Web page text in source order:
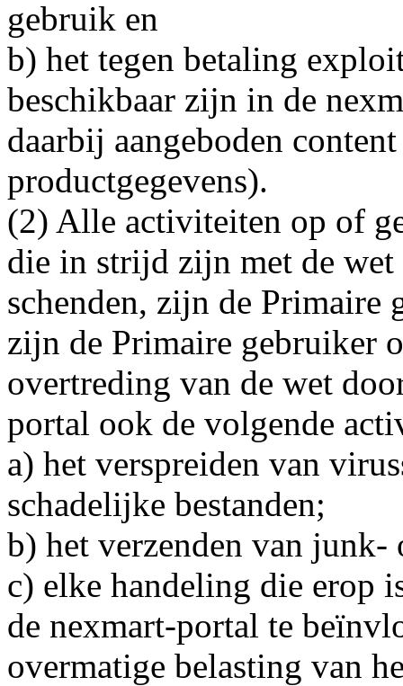
gebruik en
b) het tegen betaling
beschikbaar zijn in de
daarbij aangeboden
productgegevens).
(2) Alle activiteiten op of
die in strijd zijn met de wet
schenden, zijn de Primaire
zijn de Primaire gebruiker
overtreding van de wet
portal ook de volgende
a) het verspreiden van
schadelijke bestanden;
b) het verzenden van junk-
c) elke handeling die erop
de nexmart-portal te
overmatige belasting van